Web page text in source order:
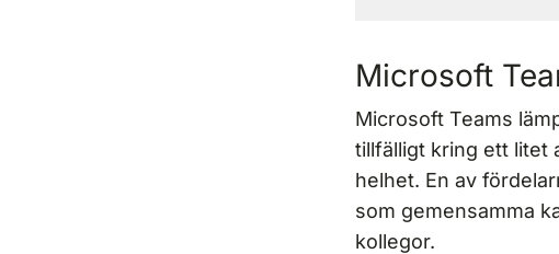
Microsoft
Microsoft Teams
tillfälligt kring ett litet
helhet. En av
som gemensamma
kollegor.